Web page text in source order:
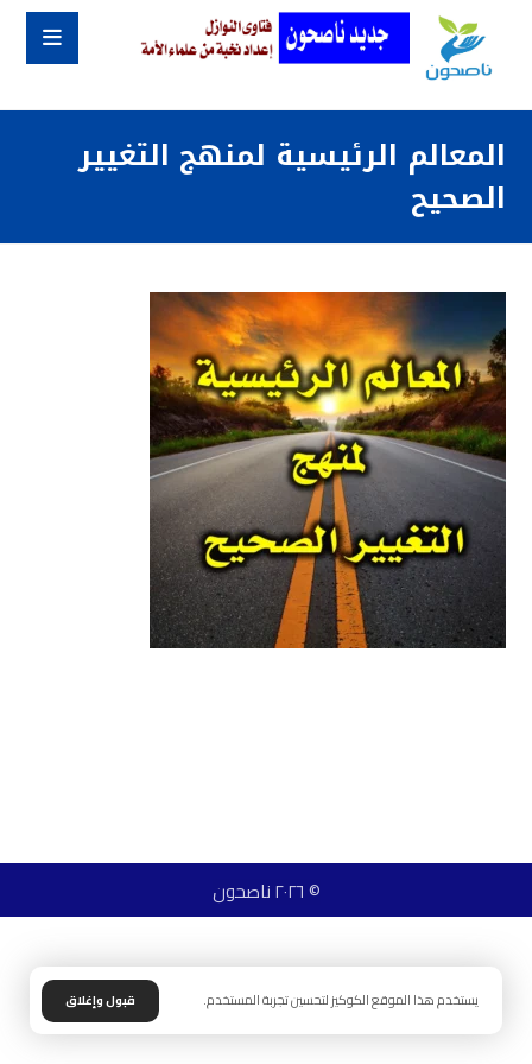
المعالم الرئيسية لمنهج التغيير
الصحيح
© ٢٠٢٦ ناصحون
يستخدم هذا الموقع الكوكيز لتحسين تجربة المستخدم. قبول وإغلاق